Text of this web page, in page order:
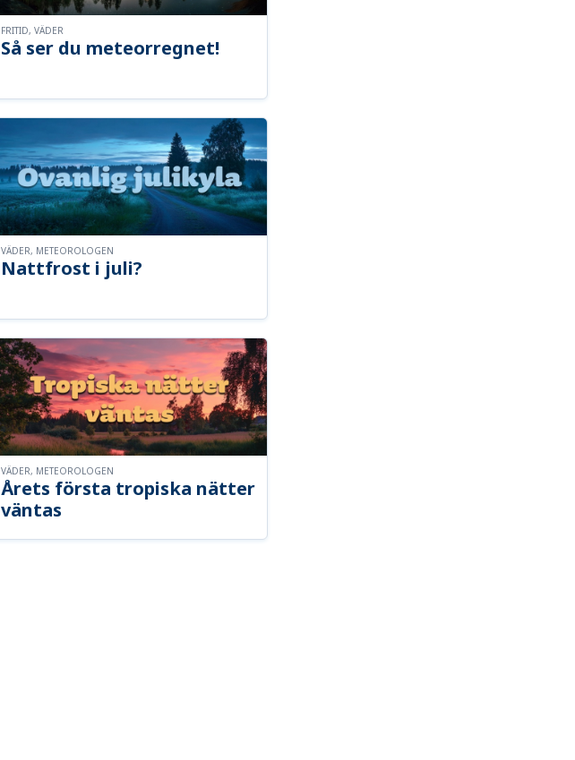
Så ser du meteorregnet!
FRITID, VÄDER
Nattfrost i juli?
VÄDER, METEOROLOGEN
Årets första tropiska nätter
väntas
VÄDER, METEOROLOGEN